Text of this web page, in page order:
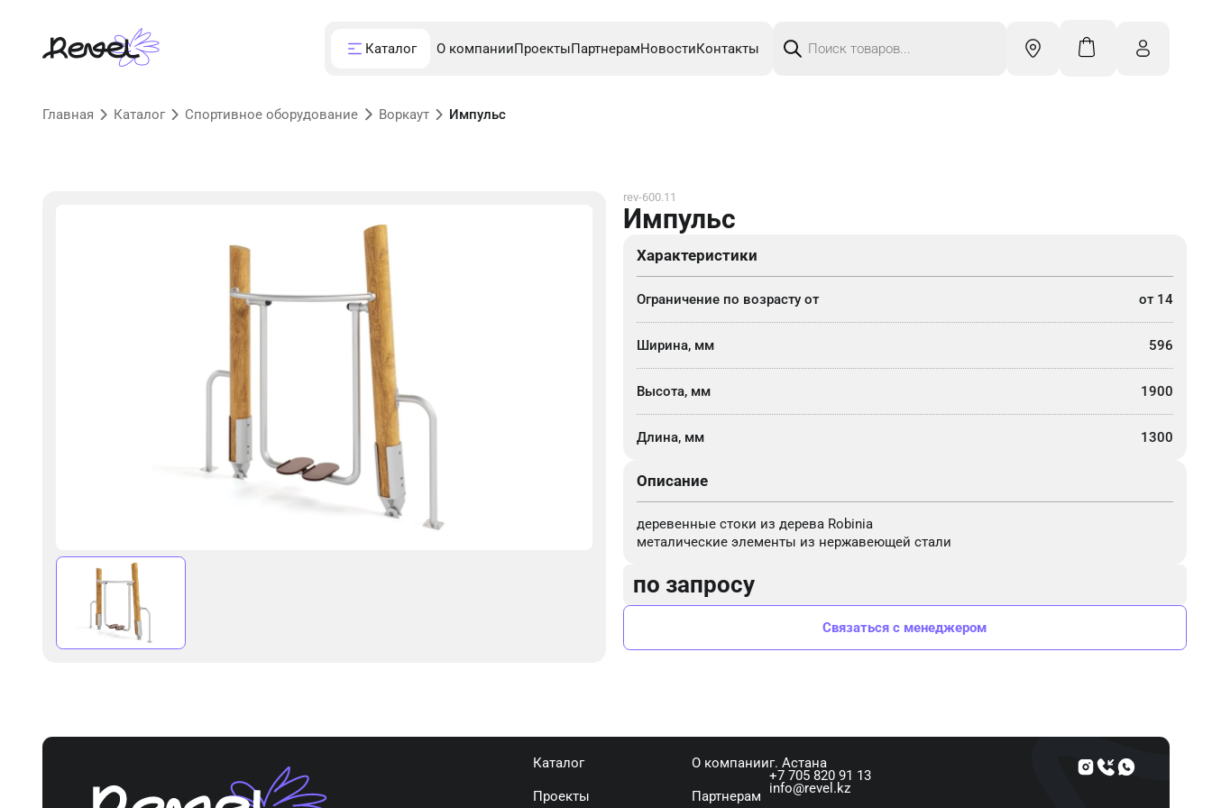
Каталог О компанииПроектыПартнерамНовостиКонтакты
товаров
Главная Каталог Спортивное оборудование Воркаут Импульс
rev-600.11
Импульс
Характеристики
Ограничение по возрасту от от 14
Ширина, мм 596
Высота, мм 1900
Длина, мм 1300
Описание
деревенные стоки из дерева Robinia
металические элементы из нержавеющей стали
по запросу
Связаться с менеджером
Каталог О компании
Проекты Партнерам
г. Астана
+7 705 820 91 13
info@revel.kz